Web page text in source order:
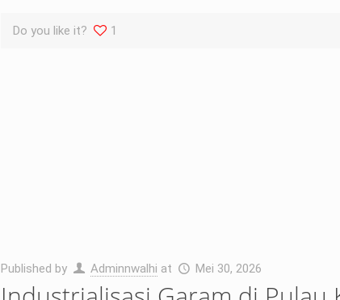
Do you like it? 1
Published by Adminnwalhi at Mei 30, 2026